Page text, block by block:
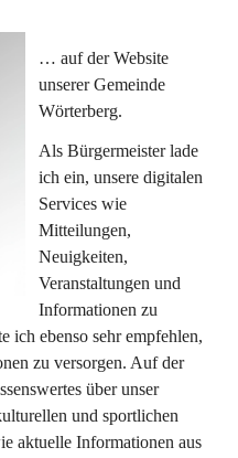
… auf der Website
unserer Gemeinde
Wörterberg.
Als Bürgermeister lade
ich ein, unsere digitalen
Services wie
Mitteilungen,
Neuigkeiten,
Veranstaltungen und
Informationen zu
ich ebenso sehr empfehlen,
zu versorgen. Auf der
über unser
und sportlichen
aktuelle Informationen aus